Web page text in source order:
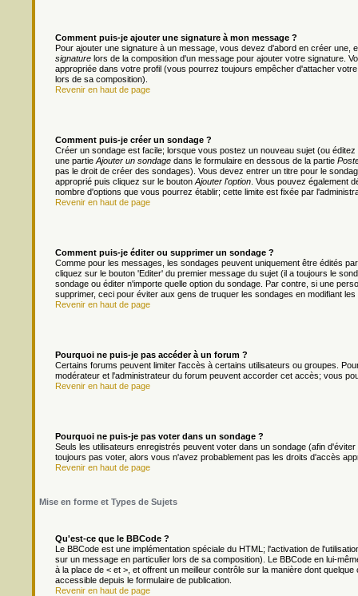
Comment puis-je ajouter une signature à mon message ?
Pour ajouter une signature à un message, vous devez d'abord en créer
signature lors de la composition d'un message pour ajouter votre signature.
appropriée dans votre profil (vous pourrez toujours empêcher d'attacher
lors de sa composition).
Revenir en haut de page
Comment puis-je créer un sondage ?
Créer un sondage est facile; lorsque vous postez un nouveau sujet (ou
une partie Ajouter un sondage dans le formulaire en dessous de la partie
pas le droit de créer des sondages). Vous devez entrer un titre pour le
approprié puis cliquez sur le bouton Ajouter l'option . Vous pouvez également
nombre d'options que vous pourrez établir; cette limite est fixée par
Revenir en haut de page
Comment puis-je éditer ou supprimer un sondage ?
Comme pour les messages, les sondages peuvent uniquement être édités
cliquez sur le bouton 'Editer' du premier message du sujet (il a toujours le
sondage ou éditer n'importe quelle option du sondage. Par contre, si une
supprimer, ceci pour éviter aux gens de truquer les sondages en modifiant
Revenir en haut de page
Pourquoi ne puis-je pas accéder à un forum ?
Certains forums peuvent limiter l'accès à certains utilisateurs ou groupes.
modérateur et l'administrateur du forum peuvent accorder cet accès; vous
Revenir en haut de page
Pourquoi ne puis-je pas voter dans un sondage ?
Seuls les utilisateurs enregistrés peuvent voter dans un sondage (afin
toujours pas voter, alors vous n'avez probablement pas les droits d'accès
Revenir en haut de page
Mise en forme et Types de Sujets
Qu'est-ce que le BBCode ?
Le BBCode est une implémentation spéciale du HTML; l'activation de
sur un message en particulier lors de sa composition). Le BBCode en lui-
à la place de < et >, et offrent un meilleur contrôle sur la manière dont
accessible depuis le formulaire de publication.
Revenir en haut de page